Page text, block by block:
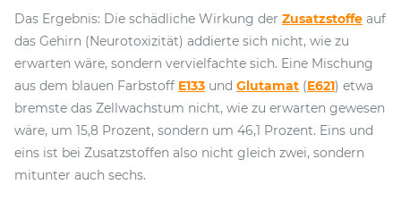
Das Ergebnis: Die schädliche Wirkung der Zusatzstoffe auf
das Gehirn (Neurotoxizität) addierte sich nicht, wie zu
erwarten wäre, sondern vervielfachte sich. Eine Mischung
aus dem blauen Farbstoff E133 und Glutamat (E621) etwa
bremste das Zellwachstum nicht, wie zu erwarten gewesen
wäre, um 15,8 Prozent, sondern um 46,1 Prozent. Eins und
eins ist bei Zusatzstoffen also nicht gleich zwei, sondern
mitunter auch sechs.